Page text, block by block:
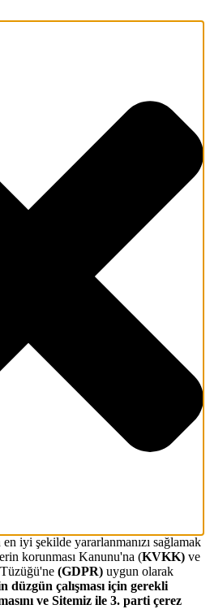
iyi şekilde yararlanmanızı sağlamak
korunması Kanunu'na (KVKK) ve
(GDPR) uygun olarak
düzgün çalışması için gerekli
ve Sitemiz ile 3. parti çerez